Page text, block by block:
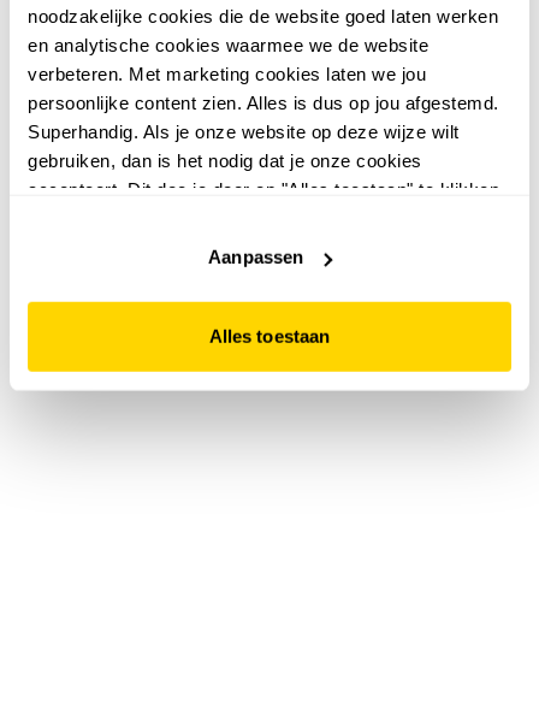
noodzakelijke cookies die de website goed laten werken
en analytische cookies waarmee we de website
verbeteren. Met marketing cookies laten we jou
persoonlijke content zien. Alles is dus op jou afgestemd.
Superhandig. Als je onze website op deze wijze wilt
gebruiken, dan is het nodig dat je onze cookies
accepteert. Dit doe je door op "Alles toestaan" te klikken.
website niet optimaal functioneert.
Aanpassen
Alles toestaan